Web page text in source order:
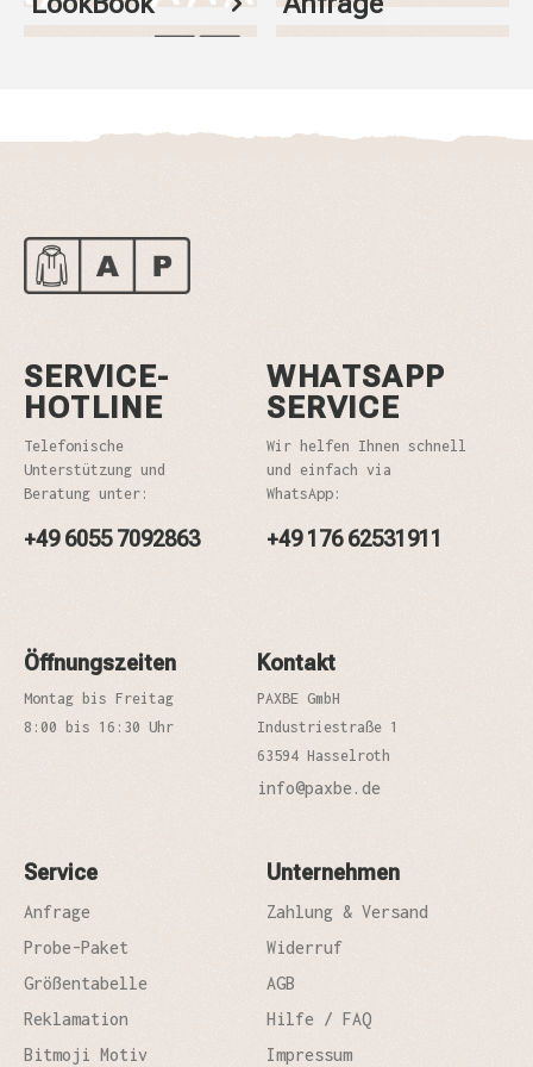
SERVICE-
HOTLINE
Telefonische
Unterstützung und
Beratung unter:
+49 6055 7092863
WHATSAPP
SERVICE
Wir helfen Ihnen schnell
und einfach via
WhatsApp:
+49 176 62531911
Öffnungszeiten
Montag bis Freitag
8:00 bis 16:30 Uhr
Kontakt
PAXBE GmbH
Industriestraße 1
63594 Hasselroth
info@paxbe.de
Service
Anfrage
Probe-Paket
Größentabelle
Reklamation
Bitmoji Motiv
Unternehmen
Zahlung & Versand
Widerruf
AGB
Hilfe / FAQ
Impressum